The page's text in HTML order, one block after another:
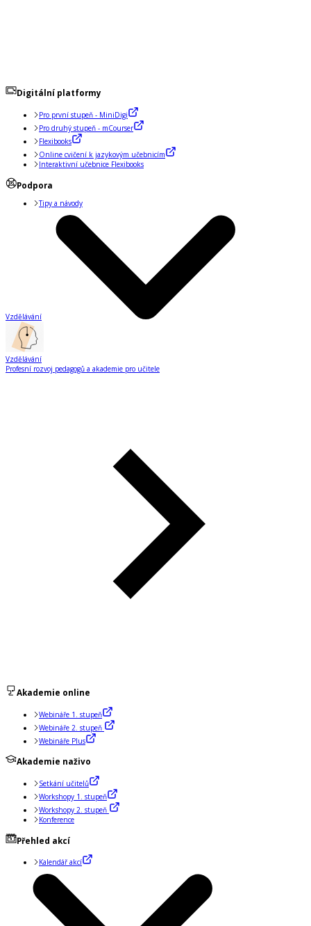
Digitální platformy
Pro první stupeň - MiniDigi
Pro druhý stupeň - mCourser
Flexibooks
Online cvičení k jazykovým učebnicím
Interaktivní učebnice Flexibooks
Podpora
Tipy a návody
Vzdělávání
Vzdělávání
Profesní rozvoj pedagogů a akademie pro učitele
Akademie online
Webináře 1. stupeň
Webináře 2. stupeň
Webináře Plus
Akademie naživo
Setkání učitelů
Workshopy 1. stupeň
Workshopy 2. stupeň
Konference
Přehled akcí
Kalendář akcí